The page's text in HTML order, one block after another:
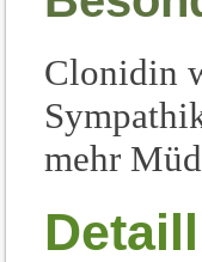
Clonidin
mehr